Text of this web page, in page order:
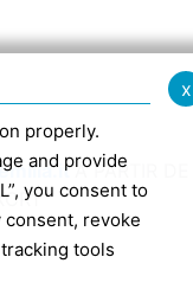
A PARTIR DE 1
x
properly.
and provide
you consent to
consent, revoke
tools